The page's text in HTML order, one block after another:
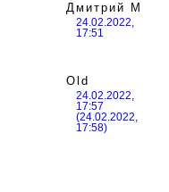
Дмитрий М
24.02.2022,
17:51
Old
24.02.2022,
17:57
(24.02.2022,
17:58)